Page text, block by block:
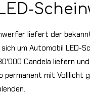
liefert der
um Automobil LED-
Candela liefern
permanent mit Volllicht